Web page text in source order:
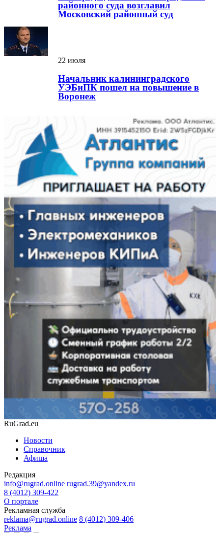
районного суда возглавил
Московский районный суд
22 июля
Начальник калининградского
УЭБиПК пошел на повышение в
Воронеж
RuGrad.eu
Новости
Справочник
Афиша
Редакция
info@rugrad.online rugrad.39@yandex.ru
8 (4012) 309-422
О портале
Рекламная служба
reklama@rugrad.online 8 (4012) 309-406
Реклама